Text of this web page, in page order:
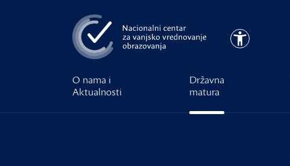
Pristupačnost
O nama i
Aktualnosti
Državna
matura